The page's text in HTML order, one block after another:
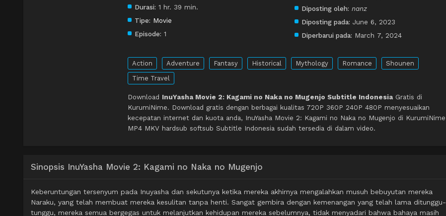
Durasi: 1 hr. 39 min.
Tipe: Movie
Episode: 1
Diposting oleh: nanz
Diposting pada: June 6, 2023
Diperbarui pada: March 7, 2024
Action Adventure Fantasy Historical Mythology Romance
Shounen
Time Travel
Download InuYasha Movie 2: Kagami no Naka no Mugenjo Subtitle Indonesia Gratis di
KurumiNime. Download gratis dengan berbagai kualitas 720P 360P 240P 480P menyesuaikan
kecepatan internet dan kuota anda, InuYasha Movie 2: Kagami no Naka no Mugenjo di KurumiNime
MP4 MKV hardsub softsub Subtitle Indonesia sudah tersedia di dalam video.
Sinopsis InuYasha Movie 2: Kagami no Naka no Mugenjo
Keberuntungan tersenyum pada Inuyasha dan sekutunya ketika mereka akhirnya mengalahkan musuh bebuyutan mereka
Naraku, yang telah membuat mereka kesulitan tanpa henti. Sangat gembira dengan kemenangan yang telah lama ditunggu-
tunggu, mereka semua bergegas untuk melanjutkan kehidupan mereka sebelumnya, tidak menyadari bahwa bahaya masih